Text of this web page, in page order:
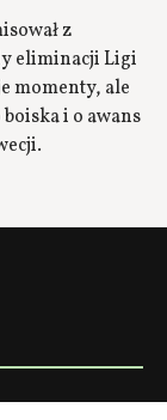
z
eliminacji Ligi
momenty, ale
i o awans